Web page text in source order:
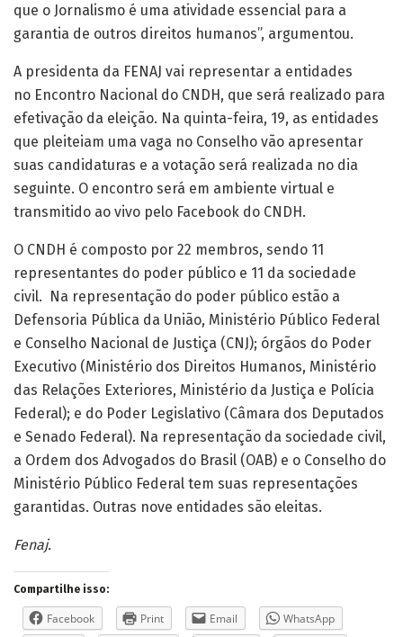
que o Jornalismo é uma atividade essencial para a
garantia de outros direitos humanos”, argumentou.
A presidenta da FENAJ vai representar a entidades
no Encontro Nacional do CNDH, que será realizado para
efetivação da eleição. Na quinta-feira, 19, as entidades
que pleiteiam uma vaga no Conselho vão apresentar
suas candidaturas e a votação será realizada no dia
seguinte. O encontro será em ambiente virtual e
transmitido ao vivo pelo Facebook do CNDH.
O CNDH é composto por 22 membros, sendo 11
representantes do poder público e 11 da sociedade
civil. Na representação do poder público estão a
Defensoria Pública da União, Ministério Público Federal
e Conselho Nacional de Justiça (CNJ); órgãos do Poder
Executivo (Ministério dos Direitos Humanos, Ministério
das Relações Exteriores, Ministério da Justiça e Polícia
Federal); e do Poder Legislativo (Câmara dos Deputados
e Senado Federal). Na representação da sociedade civil,
a Ordem dos Advogados do Brasil (OAB) e o Conselho do
Ministério Público Federal tem suas representações
garantidas. Outras nove entidades são eleitas.
Fenaj.
Compartilhe isso:
Facebook Print Email
WhatsApp